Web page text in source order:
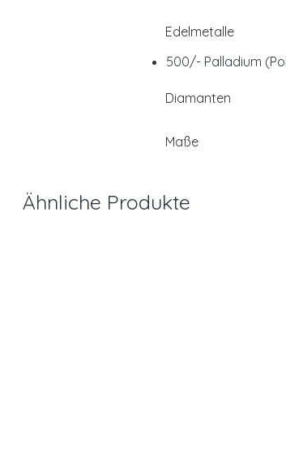
Edelmetalle
500/- Palladium
Diamanten
Maße
Ähnliche Produkte